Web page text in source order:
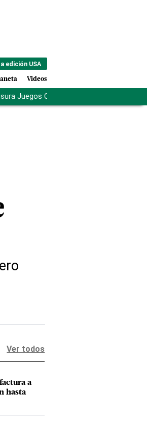
edición USA
Videos
Juegos Centroamericanos
Ver todos
a
hasta